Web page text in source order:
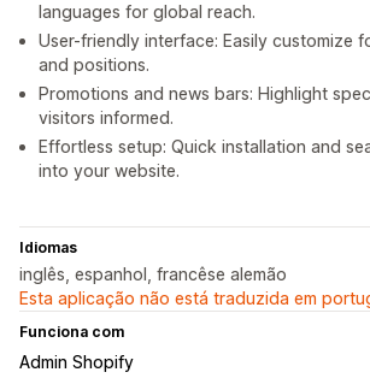
languages for global reach.
User-friendly interface: Easily customize
and positions.
Promotions and news bars: Highlight
visitors informed.
Effortless setup: Quick installation and
into your website.
Idiomas
inglês, espanhol, francêse alemão
Esta aplicação não está traduzida em
Funciona com
Admin Shopify